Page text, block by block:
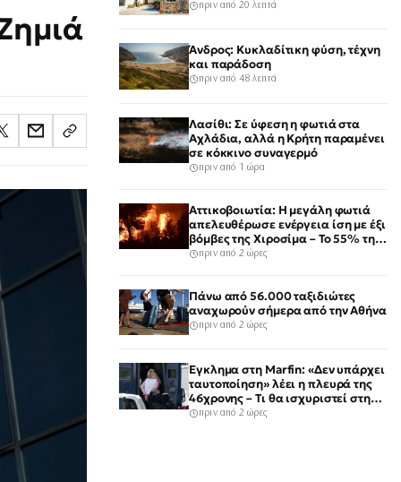
πριν από 20 λεπτά
Άνδρος: Κυκλαδίτικη φύση, τέχνη
και παράδοση
πριν από 48 λεπτά
Λασίθι: Σε ύφεση η φωτιά στα
Αχλάδια, αλλά η Κρήτη παραμένει
σε κόκκινο συναγερμό
πριν από 1 ώρα
Αττικοβοιωτία: Η μεγάλη φωτιά
απελευθέρωσε ενέργεια ίση με έξι
βόμβες της Χιροσίμα – Το 55% της
έκτασης κάηκε μέσα σε δύο νύχτες
πριν από 2 ώρες
Πάνω από 56.000 ταξιδιώτες
αναχωρούν σήμερα από την Αθήνα
πριν από 2 ώρες
Έγκλημα στη Marfin: «Δεν υπάρχει
ταυτοποίηση» λέει η πλευρά της
46χρονης – Τι θα ισχυριστεί στην
απολογία της την Τρίτη
πριν από 2 ώρες